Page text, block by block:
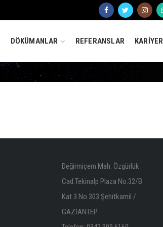
DÖKÜMANLAR REFERANSLAR KARİYER
Değirmiçem Mah. Özgürlük
Cad.Tekinalp Plaza No.32/B
Kat.3 No.303 Şehitkamil /
GAZİANTEP